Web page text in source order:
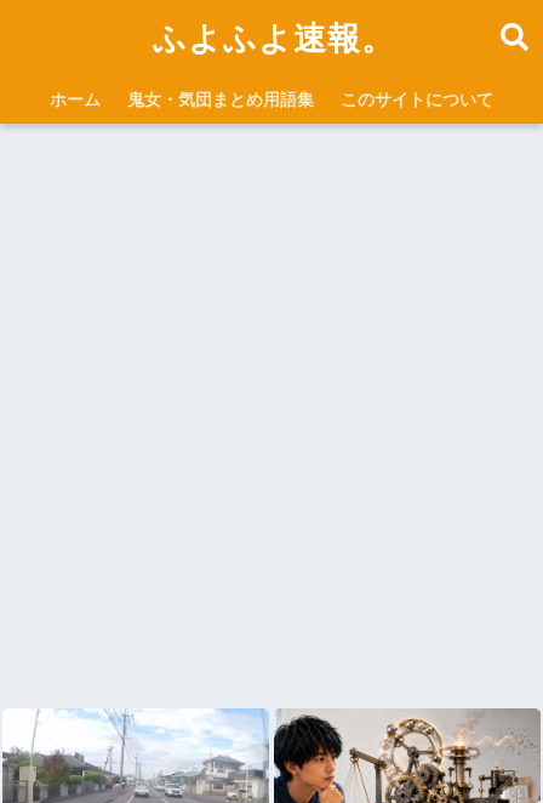
ふよふよ速報。
ホーム 鬼女・気団まとめ用語集 このサイトについて